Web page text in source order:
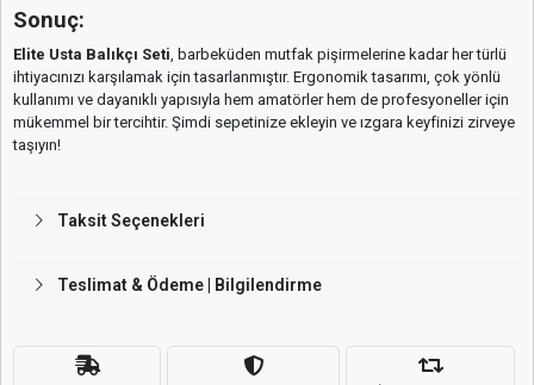
Sonuç:
Elite Usta Balıkçı Seti, barbeküden mutfak pişirmelerine kadar her türlü
ihtiyacınızı karşılamak için tasarlanmıştır. Ergonomik tasarımı, çok yönlü
kullanımı ve dayanıklı yapısıyla hem amatörler hem de profesyoneller için
mükemmel bir tercihtir. Şimdi sepetinize ekleyin ve ızgara keyfinizi zirveye
taşıyın!
Taksit Seçenekleri
Teslimat & Ödeme | Bilgilendirme